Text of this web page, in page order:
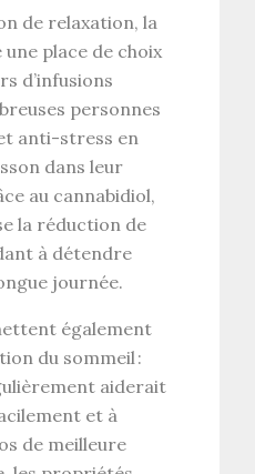
de relaxation, la
une place de choix
d’infusions
personnes
anti-stress en
dans leur
au cannabidiol,
la réduction de
à détendre
journée.
également
du sommeil :
aiderait
et à
de meilleure